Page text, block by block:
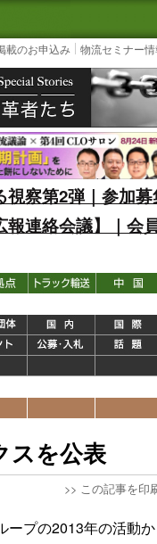
の物流ニュースサイト
3PL, SCM
載のお申込み 物流セミナー
察第2弾｜参加募
連絡会議】｜会
スを公表
>> この記事を印
プの2013年の活動